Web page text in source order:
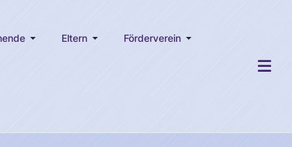
Eltern Förderverein